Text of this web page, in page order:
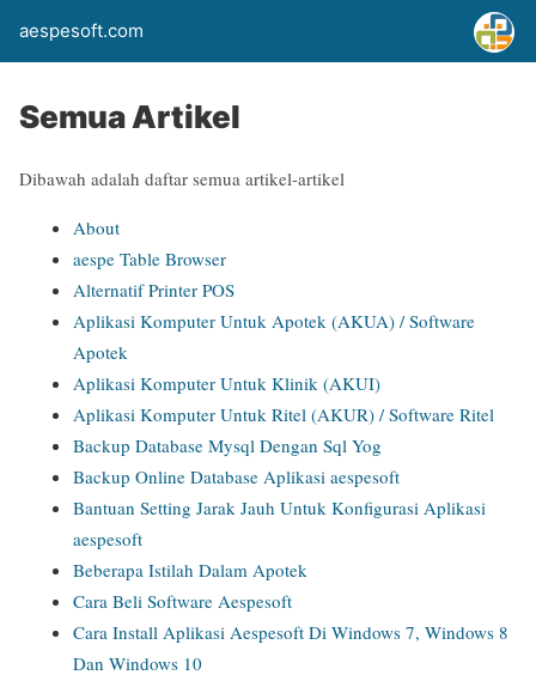
aespesoft.com
Semua Artikel
Dibawah adalah daftar semua artikel-artikel
About
aespe Table Browser
Alternatif Printer POS
Aplikasi Komputer Untuk Apotek (AKUA) / Software
Apotek
Aplikasi Komputer Untuk Klinik (AKUI)
Aplikasi Komputer Untuk Ritel (AKUR) / Software Ritel
Backup Database Mysql Dengan Sql Yog
Backup Online Database Aplikasi aespesoft
Bantuan Setting Jarak Jauh Untuk Konfigurasi Aplikasi
aespesoft
Beberapa Istilah Dalam Apotek
Cara Beli Software Aespesoft
Cara Install Aplikasi Aespesoft Di Windows 7, Windows 8
Dan Windows 10